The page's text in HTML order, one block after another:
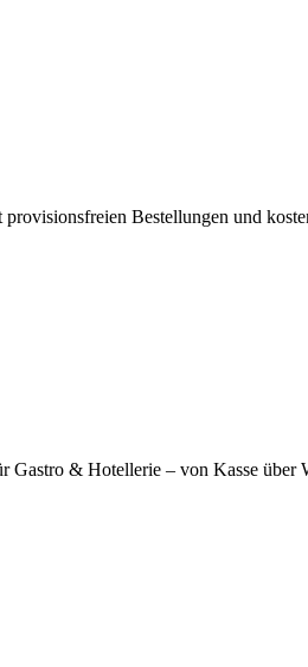
Bestellungen und
& Hotellerie – von Kasse über